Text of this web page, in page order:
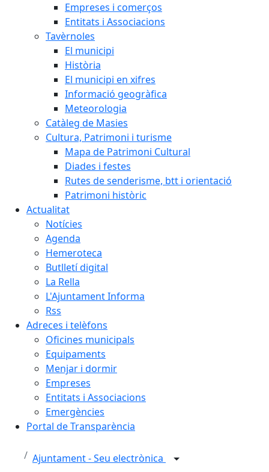
Empreses i comerços
Entitats i Associacions
Tavèrnoles
El municipi
Història
El municipi en xifres
Informació geogràfica
Meteorologia
Catàleg de Masies
Cultura, Patrimoni i turisme
Mapa de Patrimoni Cultural
Diades i festes
Rutes de senderisme, btt i orientació
Patrimoni històric
Actualitat
Notícies
Agenda
Hemeroteca
Butlletí digital
La Rella
L'Ajuntament Informa
Rss
Adreces i telèfons
Oficines municipals
Equipaments
Menjar i dormir
Empreses
Entitats i Associacions
Emergències
Portal de Transparència
Ajuntament - Seu electrònica